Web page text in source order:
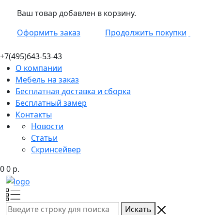
Ваш товар добавлен в корзину.
Оформить заказ
Продолжить покупки
+7(495)643-53-43
О компании
Мебель на заказ
Бесплатная доставка и сборка
Бесплатный замер
Контакты
Новости
Статьи
Скринсейвер
00 р.
Искать